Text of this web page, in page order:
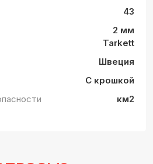
43
2 мм
Tarkett
Швеция
С крошкой
км2